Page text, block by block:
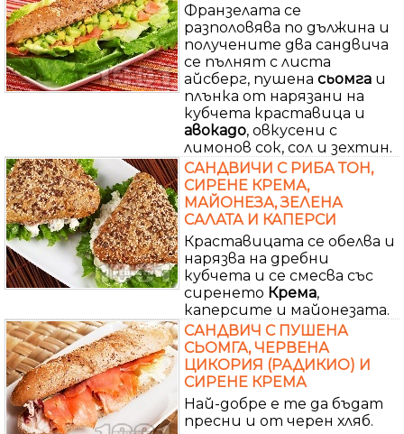
Франзелата се
разполовява по дължина и
получените два сандвича
се пълнят с листа
айсберг, пушена сьомга и
плънка от нарязани на
кубчета краставица и
авокадо, овкусени с
лимонов сок, сол и зехтин.
САНДВИЧИ С РИБА ТОН,
СИРЕНЕ КРЕМА,
МАЙОНЕЗА, ЗЕЛЕНА
САЛАТА И КАПЕРСИ
Краставицата се обелва и
нарязва на дребни
кубчета и се смесва със
сиренето Крема,
каперсите и майонезата.
САНДВИЧ С ПУШЕНА
СЬОМГА, ЧЕРВЕНА
ЦИКОРИЯ (РАДИКИО) И
СИРЕНЕ КРЕМА
Най-добре е те да бъдат
пресни и от черен хляб.